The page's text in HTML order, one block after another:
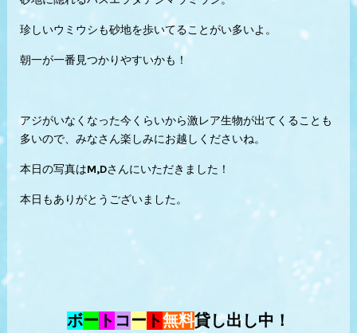
珍しいウミウシも砂地を歩いてることがい多いよ。
朝一が一番見つかりやすいかも！
アジがいなくなった今くらいから激レア生物が出てくることも
多いので、みなさん楽しみにお越しくださいね。
本日の写真はM,Dさんにいただきました！
本日もありがとうございました。
ボー ト コー ト無料貸し出し中！